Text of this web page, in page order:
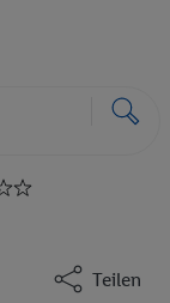
Teilen